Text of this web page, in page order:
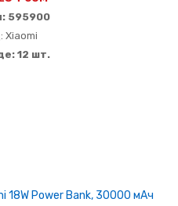
595900
Xiaomi
12 шт.
18W Power Bank, 30000 мАч